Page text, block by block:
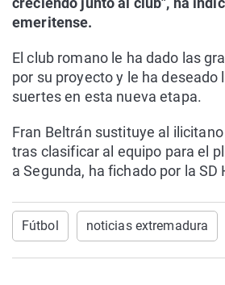
emeritense.
El club romano le ha dado las
por su proyecto y le ha deseado
suertes en esta nueva etapa.
Fran Beltrán sustituye al
tras clasificar al equipo para el
a Segunda, ha fichado por la SD
Fútbol noticias extremadura